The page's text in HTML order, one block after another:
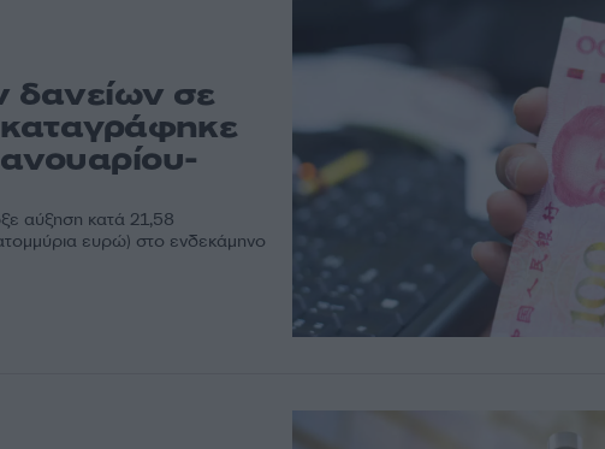
δανείων σε
καταγράφηκε
αύξηση κατά 21,58
ευρώ) στο ενδεκάμηνο